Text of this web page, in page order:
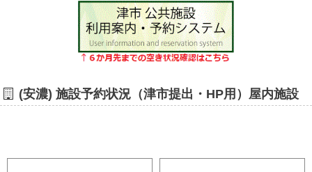
(安濃) 施設予約状況（津市提出・HP用）屋内施設